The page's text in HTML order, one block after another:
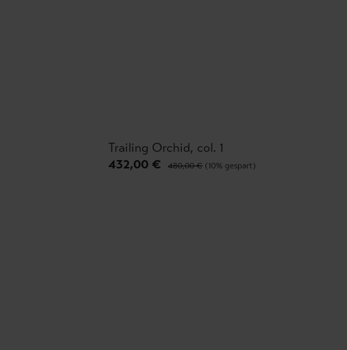
Trailing Orchid, col. 1
432,00 €
480,00 € (10% gespart)